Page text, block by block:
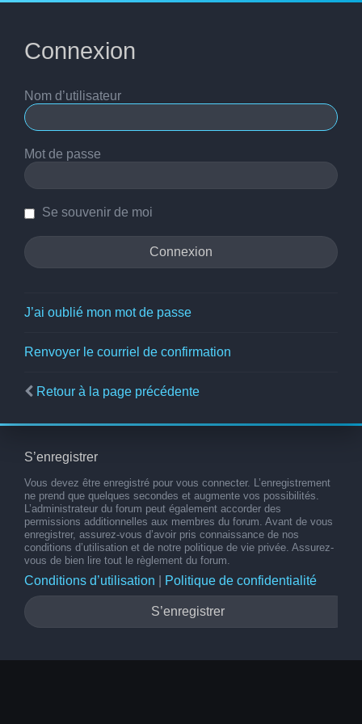
Connexion
Nom d’utilisateur
Mot de passe
Se souvenir de moi
J’ai oublié mon mot de passe
Renvoyer le courriel de confirmation
Retour à la page précédente
S’enregistrer
Vous devez être enregistré pour vous connecter. L’enregistrement
ne prend que quelques secondes et augmente vos possibilités.
L’administrateur du forum peut également accorder des
permissions additionnelles aux membres du forum. Avant de vous
enregistrer, assurez-vous d’avoir pris connaissance de nos
conditions d’utilisation et de notre politique de vie privée. Assurez-
vous de bien lire tout le règlement du forum.
Conditions d’utilisation Politique de confidentialité
S’enregistrer